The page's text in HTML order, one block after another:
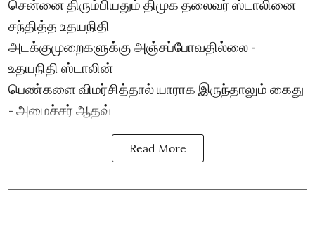
சென்னை திரும்பியதும் திமுக தலைவர் ஸ்டாலினை
சந்தித்த உதயநிதி
அடக்குமுறைகளுக்கு அஞ்சப்போவதில்லை -
உதயநிதி ஸ்டாலின்
பெண்களை விமர்சித்தால் யாராக இருந்தாலும் கைது
- அமைச்சர் ஆதவ்
Read More